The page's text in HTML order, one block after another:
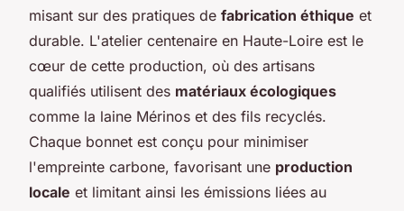
misant sur des pratiques de fabrication éthique et
durable. L'atelier centenaire en Haute-Loire est le
cœur de cette production, où des artisans
qualifiés utilisent des matériaux écologiques
comme la laine Mérinos et des fils recyclés.
Chaque bonnet est conçu pour minimiser
l'empreinte carbone, favorisant une production
locale et limitant ainsi les émissions liées au